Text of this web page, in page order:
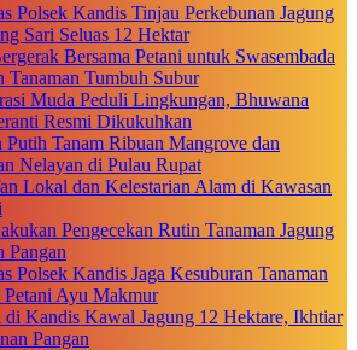
Polsek Kandis Tinjau Perkebunan Jagung
Sari Seluas 12 Hektar
Bersama Petani untuk Swasembada
Tanaman Tumbuh Subur
Muda Peduli Lingkungan, Bhuwana
Resmi Dikukuhkan
Putih Tanam Ribuan Mangrove dan
Nelayan di Pulau Rupat
Lokal dan Kelestarian Alam di Kawasan
Pengecekan Rutin Tanaman Jagung
Pangan
Polsek Kandis Jaga Kesuburan Tanaman
Petani Ayu Makmur
di Kandis Kawal Jagung 12 Hektare, Ikhtiar
Pangan